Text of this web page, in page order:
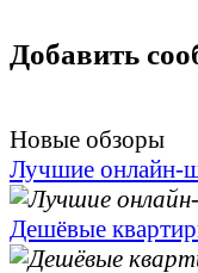
Добавить
Новые обзоры
Лучшие онлайн-
Дешёвые